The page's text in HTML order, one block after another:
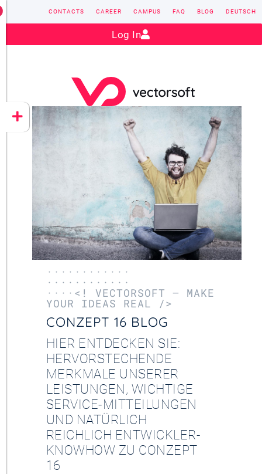
CONZEPT 16
YEET
Contact: sales@vectorsoft.de
CONTACTS CAREER CAMPUS FAQ BLOG DEUTSCH
Log In
············
············
····<! VECTORSOFT – MAKE
YOUR IDEAS REAL />
CONZEPT 16 BLOG
HIER ENTDECKEN SIE:
HERVORSTECHENDE
MERKMALE UNSERER
LEISTUNGEN, WICHTIGE
SERVICE-MITTEILUNGEN
UND NATÜRLICH
REICHLICH ENTWICKLER-
KNOWHOW ZU CONZEPT
16